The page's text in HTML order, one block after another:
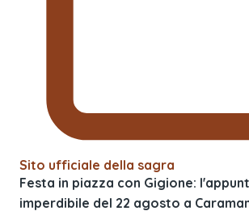
Sito ufficiale della sagra
Festa in piazza con Gigione:
imperdibile del 22 agosto a